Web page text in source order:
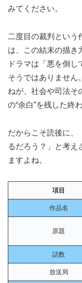
みてください。
二度目の裁判という
は、この結末の描き
ドラマは「悪を倒
そうではありません
ねが、社会や司法そ
の“余白”を残した終
だからこそ読後に、
るだろう？」と考え
ますよね。
項目
作品名
原題
話数
放送局